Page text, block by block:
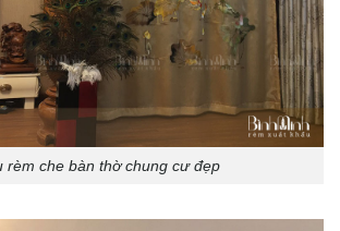
rèm che bàn thờ chung cư đẹp